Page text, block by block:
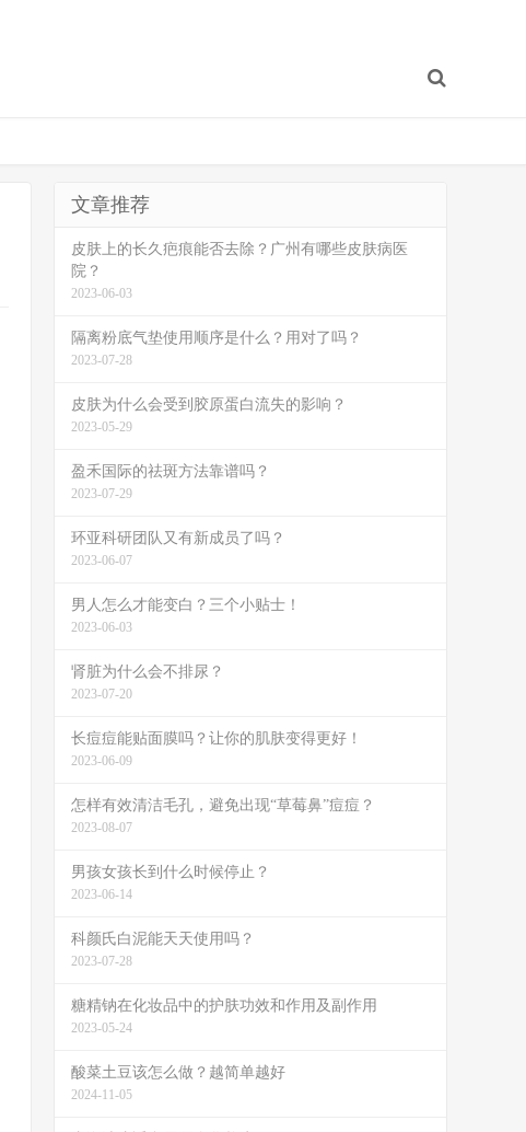
文章推荐
皮肤上的长久疤痕能否去除？广州有哪些皮肤病医
院？
2023-06-03
隔离粉底气垫使用顺序是什么？用对了吗？
2023-07-28
皮肤为什么会受到胶原蛋白流失的影响？
2023-05-29
盈禾国际的祛斑方法靠谱吗？
2023-07-29
环亚科研团队又有新成员了吗？
2023-06-07
男人怎么才能变白？三个小贴士！
2023-06-03
肾脏为什么会不排尿？
2023-07-20
长痘痘能贴面膜吗？让你的肌肤变得更好！
2023-06-09
怎样有效清洁毛孔，避免出现“草莓鼻”痘痘？
2023-08-07
男孩女孩长到什么时候停止？
2023-06-14
科颜氏白泥能天天使用吗？
2023-07-28
糖精钠在化妆品中的护肤功效和作用及副作用
2023-05-24
酸菜土豆该怎么做？越简单越好
2024-11-05